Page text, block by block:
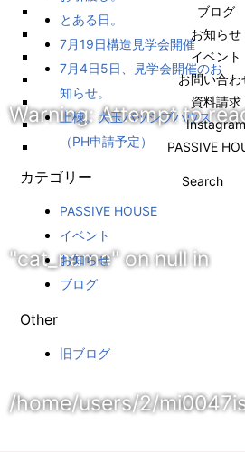
ブログ
お知らせ
イベント
お問い合わ
資料請求
Instagram
PASSIVE
Search
Warning: Attempt to
"cat_name" on null in
/home/users/2/
とある日。
7月19日構造見学会開催
7月4日5日、見学会開催のお
知らせ。
上棟。大玉パッシブハウス
（PH申請予定）
カテゴリー
PASSIVE HOUSE
イベント
お知らせ
ブログ
Other
旧ブログ